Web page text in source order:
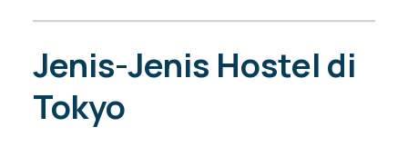
Jenis-Jenis Hostel di
Tokyo